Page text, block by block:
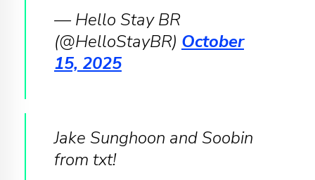
— Hello Stay BR
(@HelloStayBR) October
15, 2025
Jake Sunghoon and Soobin
from txt!